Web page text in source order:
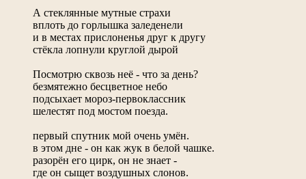
А стеклянные мутные страхи
вплоть до горлышка заледенели
и в местах прислоненья друг к другу
стёкла лопнули круглой дырой
Посмотрю сквозь неё - что за день?
безмятежно бесцветное небо
подсыхает мороз-первоклассник
шелестят под мостом поезда.
первый спутник мой очень умён.
в этом дне - он как жук в белой чашке.
разорён его цирк, он не знает -
где он сыщет воздушных слонов.